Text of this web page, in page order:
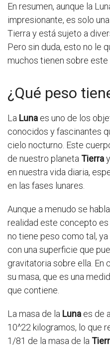
En resumen, aunque la
impresionante, es solo
Tierra y está sujeto a
Pero sin duda, esto no le
muchos tienen sobre
¿Qué peso
La Luna es uno de los
conocidos y fascinantes
cielo nocturno. Este
de nuestro planeta Tierra
en nuestra vida diaria,
en las fases lunares.
Aunque a menudo se
realidad este concepto
no tiene peso como tal,
con una superficie que
gravitatoria sobre ella. En
su masa, que es una
que contiene.
La masa de la Luna es de
10^22 kilogramos, lo que
1/81 de la masa de la